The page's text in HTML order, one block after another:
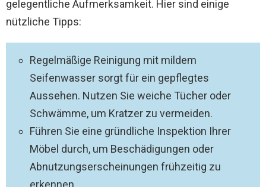
gelegentliche Aufmerksamkeit. Hier sind einige
nützliche Tipps:
Regelmäßige Reinigung mit mildem
Seifenwasser sorgt für ein gepflegtes
Aussehen. Nutzen Sie weiche Tücher oder
Schwämme, um Kratzer zu vermeiden.
Führen Sie eine gründliche Inspektion Ihrer
Möbel durch, um Beschädigungen oder
Abnutzungserscheinungen frühzeitig zu
erkennen.